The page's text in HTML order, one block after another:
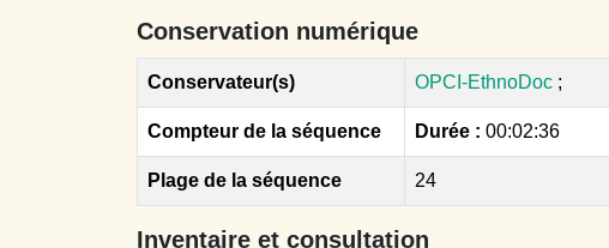
Conservation numérique
Conservateur(s) OPCI-EthnoDoc ;
Compteur de la séquence Durée : 00:02:36
Plage de la séquence 24
Inventaire et consultation